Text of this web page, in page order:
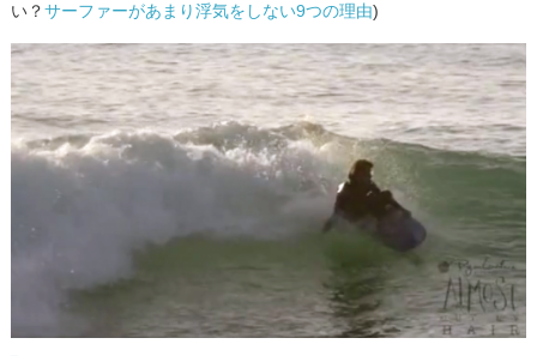
い？︎サーファーがあまり浮気をしない9つの理由)